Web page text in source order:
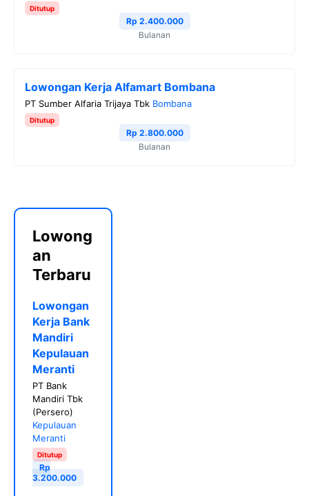
Ditutup
Rp 2.400.000
Bulanan
Lowongan Kerja Alfamart Bombana
PT Sumber Alfaria Trijaya Tbk Bombana
Ditutup
Rp 2.800.000
Bulanan
Lowong
an
Terbaru
Lowongan
Kerja Bank
Mandiri
Kepulauan
Meranti
PT Bank
Mandiri Tbk
(Persero)
Kepulauan
Meranti
Ditutup
Rp
3.200.000